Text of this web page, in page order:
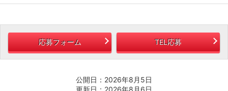
応募フォーム TEL応募
公開日：2026年8月5日
更新日：2026年8月6日